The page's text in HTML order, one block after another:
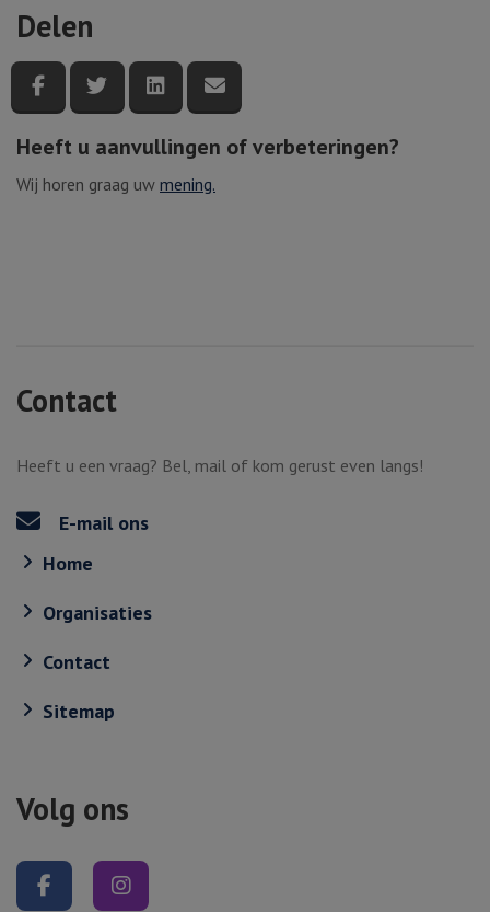
Delen
Deel deze pagina via Facebook
Deel deze pagina via Twitter
Deel deze pagina via LinkedIn
Heeft u aanvullingen of verbeteringen?
Wij horen graag uw mening.
Contact
Heeft u een vraag? Bel, mail of kom gerust even langs!
E-mail ons
Home
Organisaties
Contact
Sitemap
Volg ons
Volg ons op Facebook